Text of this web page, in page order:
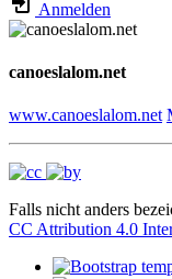
Anmelden
canoeslalom.net
www.canoeslalom.net
Falls nicht anders
CC Attribution 4.0